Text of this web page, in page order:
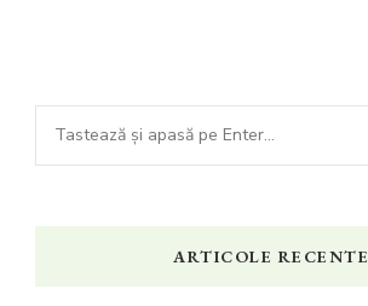
Cauți
ceva?
ARTICOLE RECENTE